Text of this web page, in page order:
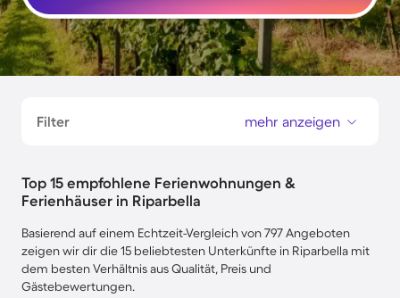
Filter mehr anzeigen
Top 15 empfohlene Ferienwohnungen &
Ferienhäuser in Riparbella
Basierend auf einem Echtzeit-Vergleich von 797 Angeboten
zeigen wir dir die 15 beliebtesten Unterkünfte in Riparbella mit
dem besten Verhältnis aus Qualität, Preis und
Gästebewertungen.